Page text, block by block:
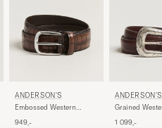
ANDERSON'S
Embossed Western
949,-
ANDERSON'S
Grained
1 099,-